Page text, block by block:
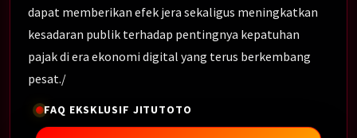
dapat memberikan efek jera sekaligus meningkatkan
kesadaran publik terhadap pentingnya kepatuhan
pajak di era ekonomi digital yang terus berkembang
pesat./
FAQ EKSKLUSIF JITUTOTO